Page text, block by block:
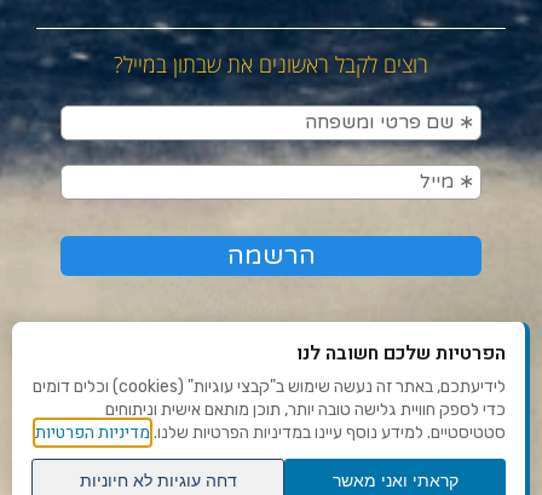
רוצים לקבל ראשונים את שבתון במייל?
תנאי שימוש ומדיניות פרטיות
פנו אלינו
הפרטיות שלכם חשובה לנו
לידיעתכם, באתר זה נעשה שימוש ב"קבצי עוגיות" (cookies) וכלים דומים
כדי לספק חוויית גלישה טובה יותר, תוכן מותאם אישית וניתוחים
סטטיסטיים. למידע נוסף עיינו במדיניות הפרטיות שלנו. מדיניות הפרטיות
קראתי ואני מאשר דחה עוגיות לא חיוניות